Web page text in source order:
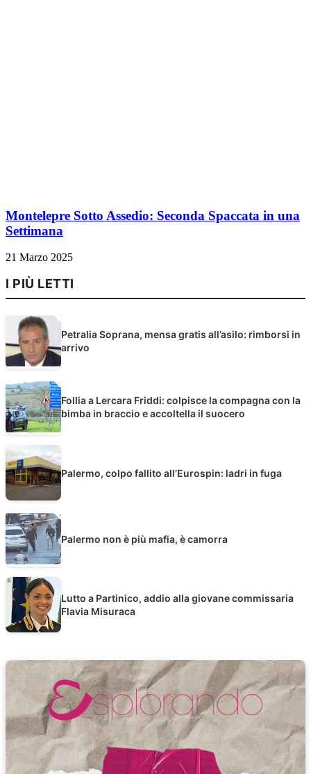
Montelepre Sotto Assedio: Seconda Spaccata in una
Settimana
21 Marzo 2025
I PIÙ LETTI
Petralia Soprana, mensa gratis all’asilo: rimborsi in
arrivo
Follia a Lercara Friddi: colpisce la compagna con la
bimba in braccio e accoltella il suocero
Palermo, colpo fallito all’Eurospin: ladri in fuga
Palermo non è più mafia, è camorra
Lutto a Partinico, addio alla giovane commissaria
Flavia Misuraca